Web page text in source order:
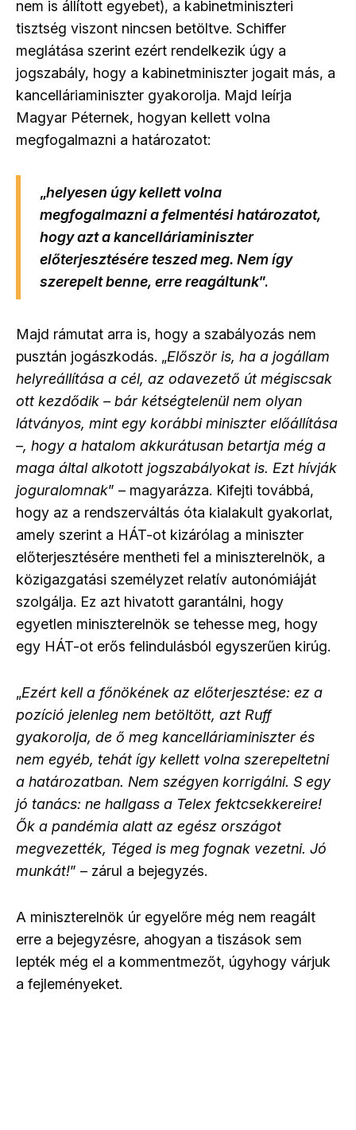
nem is állított egyebet), a kabinetminiszteri
tisztség viszont nincsen betöltve. Schiffer
meglátása szerint ezért rendelkezik úgy a
jogszabály, hogy a kabinetminiszter jogait más, a
kancelláriaminiszter gyakorolja. Majd leírja
Magyar Péternek, hogyan kellett volna
megfogalmazni a határozatot:
„helyesen úgy kellett volna
megfogalmazni a felmentési határozatot,
hogy azt a kancelláriaminiszter
előterjesztésére teszed meg. Nem így
szerepelt benne, erre reagáltunk”.
Majd rámutat arra is, hogy a szabályozás nem
pusztán jogászkodás. „Először is, ha a jogállam
helyreállítása a cél, az odavezető út mégiscsak
ott kezdődik – bár kétségtelenül nem olyan
látványos, mint egy korábbi miniszter előállítása
–, hogy a hatalom akkurátusan betartja még a
maga által alkotott jogszabályokat is. Ezt hívják
joguralomnak” – magyarázza. Kifejti továbbá,
hogy az a rendszerváltás óta kialakult gyakorlat,
amely szerint a HÁT-ot kizárólag a miniszter
előterjesztésére mentheti fel a miniszterelnök, a
közigazgatási személyzet relatív autonómiáját
szolgálja. Ez azt hivatott garantálni, hogy
egyetlen miniszterelnök se tehesse meg, hogy
egy HÁT-ot erős felindulásból egyszerűen kirúg.
„Ezért kell a főnökének az előterjesztése: ez a
pozíció jelenleg nem betöltött, azt Ruff
gyakorolja, de ő meg kancelláriaminiszter és
nem egyéb, tehát így kellett volna szerepeltetni
a határozatban. Nem szégyen korrigálni. S egy
jó tanács: ne hallgass a Telex fektcsekkereire!
Ők a pandémia alatt az egész országot
megvezették, Téged is meg fognak vezetni. Jó
munkát!” – zárul a bejegyzés.
A miniszterelnök úr egyelőre még nem reagált
erre a bejegyzésre, ahogyan a tiszások sem
lepték még el a kommentmezőt, úgyhogy várjuk
a fejleményeket.